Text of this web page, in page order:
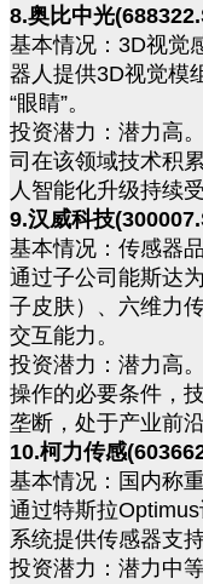
8.奥比中光
基本情况：3D视觉
器人提供3D视觉模
“眼睛”。
投资潜力：潜力高
司在该领域技术积
人智能化升级持续受
9.汉威科技
基本情况：传感器
通过子公司能斯达
子皮肤）、六维力
交互能力。
投资潜力：潜力高
操作的必要条件，
垄断，处于产业前
10.柯力传感
基本情况：国内称
通过特斯拉
系统提供传感器支
投资潜力：潜力中